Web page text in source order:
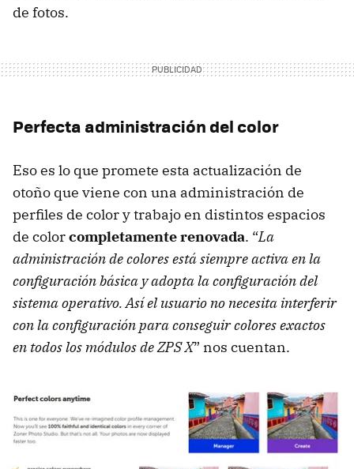
de fotos.
Perfecta administración del color
Eso es lo que promete esta actualización de
otoño que viene con una administración de
perfiles de color y trabajo en distintos espacios
de colorcompletamente renovada. “La
administración de colores está siempre activa en la
configuración básica y adopta la configuración del
sistema operativo. Así el usuario no necesita interferir
con la configuración para conseguir colores exactos
en todos los módulos de ZPS X” nos cuentan.